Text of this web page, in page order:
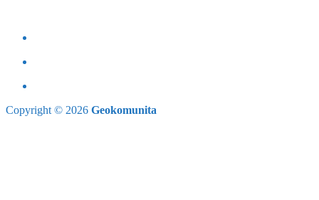
Copyright © 2026 Geokomunita